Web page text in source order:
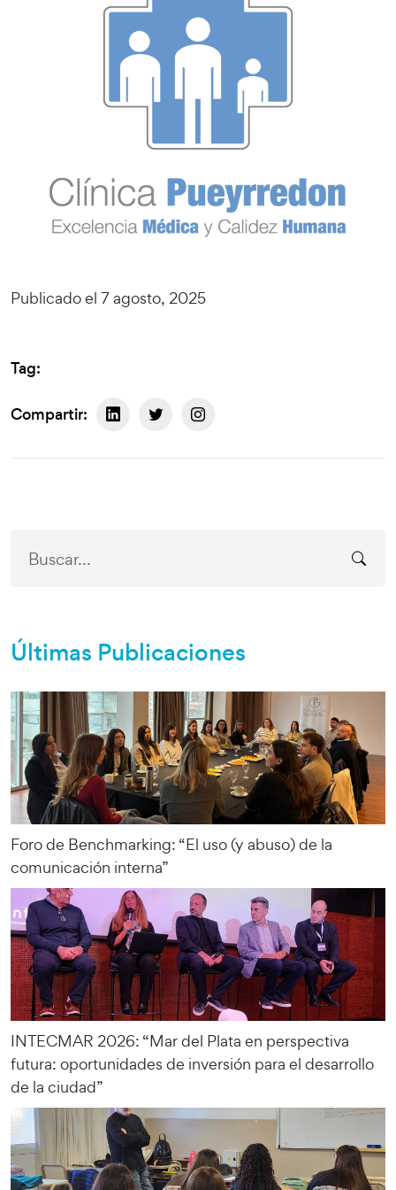
Publicado el 7 agosto, 2025
Tag:
Compartir:
Últimas Publicaciones
Foro de Benchmarking: “El uso (y abuso) de la
comunicación interna”
INTECMAR 2026: “Mar del Plata en perspectiva
futura: oportunidades de inversión para el desarrollo
de la ciudad”